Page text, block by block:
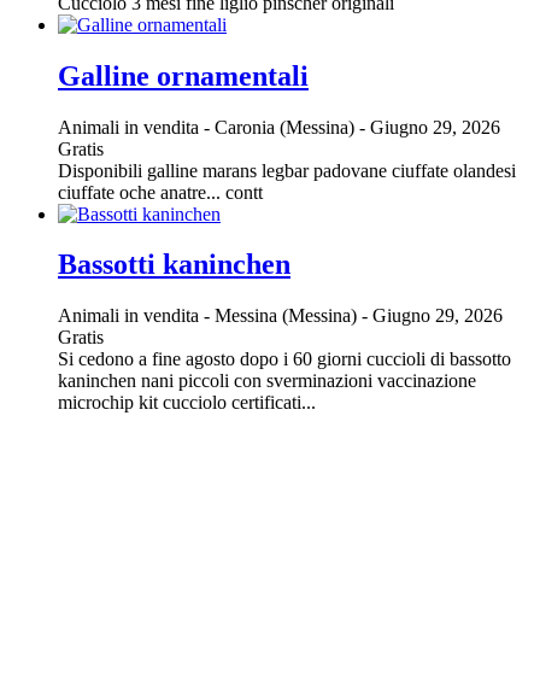
Galline ornamentali
Animali in vendita - Caronia (Messina) - Giugno 29, 2026
Gratis
Disponibili galline marans legbar padovane ciuffate olandesi
ciuffate oche anatre... contt
Bassotti kaninchen
Animali in vendita - Messina (Messina) - Giugno 29, 2026
Gratis
Si cedono a fine agosto dopo i 60 giorni cuccioli di bassotto
kaninchen nani piccoli con sverminazioni vaccinazione
microchip kit cucciolo certificati...